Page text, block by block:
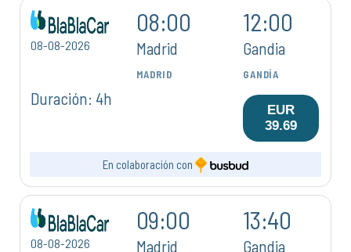
08-08-2026
08:00
Madrid
MADRID
12:00
Gandia
GANDÍA
Duración: 4h
EUR
39.69
En colaboración con
08-08-2026
09:00
Madrid
13:40
Gandia